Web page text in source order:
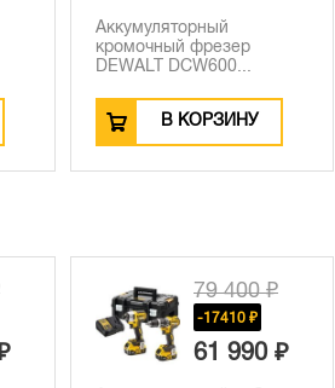
Аккумуляторный
кромочный фрезер
DEWALT DCW600...
В КОРЗИНУ
79 400 ₽
-17410 ₽
61 990 ₽